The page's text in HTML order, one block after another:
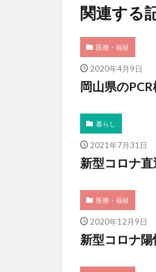
関連する
医療・福祉
2020年4月9日
岡山県の
暮らし
2021年7月31日
新型コロナ
医療・福祉
2020年12月9日
新型コロナ